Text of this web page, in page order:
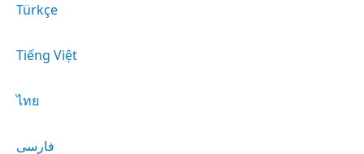
Türkçe
Tiếng Việt
ไทย
فارسی